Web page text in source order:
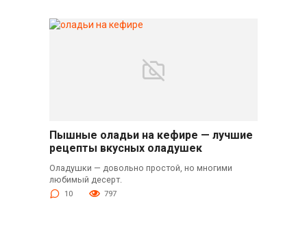
Пышные оладьи на кефире — лучшие
рецепты вкусных оладушек
Оладушки — довольно простой, но многими
любимый десерт.
10 797